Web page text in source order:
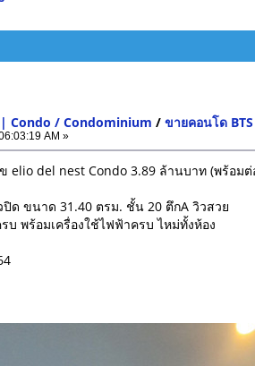
Condo / Condominium /ขายคอนโด
AM »
elio del nest Condo 3.89 ล้านบาท (พร้อมต่
ด ขนาด 31.40 ตรม. ชั้น 20 ตึกA วิวสวย
บ พร้อมเครื่องใช้ไฟฟ้าครบ ไหม่ทั้งห้อง